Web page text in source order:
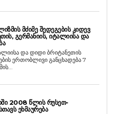
ᲛᲫᲘᲛᲔ ᲨᲔᲓᲔᲒᲔᲑᲘᲡ ᲙᲘᲓᲔᲕ
ᲒᲔᲠᲛᲐᲜᲘᲘᲡ, ᲘᲢᲐᲚᲘᲘᲡᲐ ᲓᲐ
და დიდი ბრიტანეთის
ერთობლივი განცხადება 7
2008 ᲬᲚᲘᲡ ᲠᲣᲡᲔᲗ-
ᲔᲮᲛᲐᲣᲠᲔᲑᲐ